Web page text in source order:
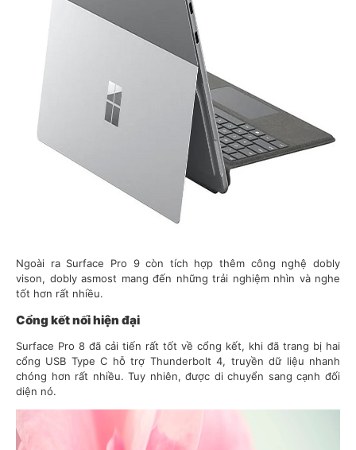
Ngoài ra Surface Pro 9 còn tích hợp thêm công nghệ dobly
vison, dobly asmost mang đến những trải nghiệm nhìn và nghe
tốt hơn rất nhiều.
Cổng kết nối hiện đại
Surface Pro 8 đã cải tiến rất tốt về cổng kết, khi đã trang bị hai
cổng USB Type C hỗ trợ Thunderbolt 4, truyền dữ liệu nhanh
chóng hơn rất nhiều. Tuy nhiên, được di chuyển sang cạnh đối
diện nó.